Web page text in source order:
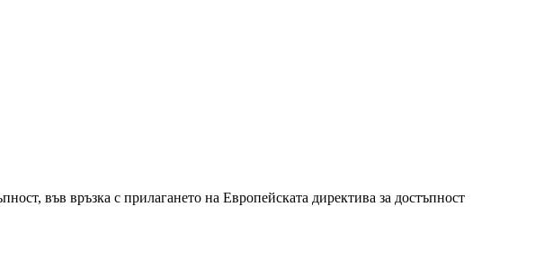
във връзка с прилагането на Европейската директива за достъпност